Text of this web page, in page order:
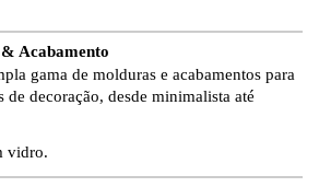
Acabamento
gama de molduras e acabamentos para
de decoração, desde minimalista até
vidro.